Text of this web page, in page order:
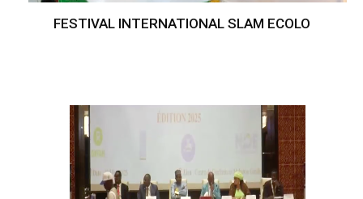
FESTIVAL INTERNATIONAL SLAM ECOLO